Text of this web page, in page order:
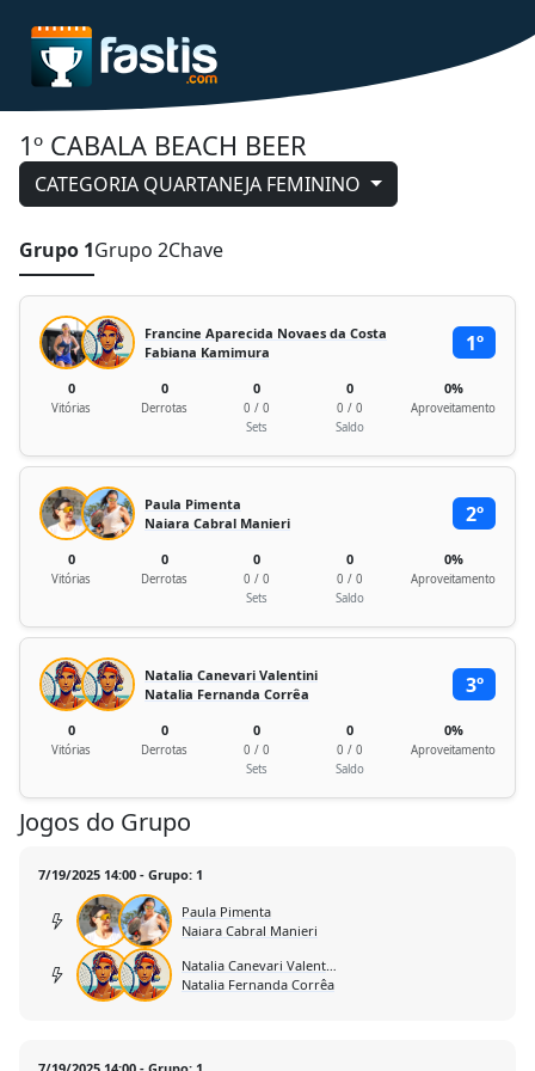
1º CABALA BEACH BEER
CATEGORIA QUARTANEJA FEMININO
Grupo 1Grupo 2Chave
Francine Aparecida Novaes da Costa
Fabiana Kamimura
1º
0
Vitórias
0
Derrotas
0
0 / 0
Sets
0
0 / 0
Saldo
0%
Aproveitamento
Paula Pimenta
Naiara Cabral Manieri
2º
0
Vitórias
0
Derrotas
0
0 / 0
Sets
0
0 / 0
Saldo
0%
Aproveitamento
Natalia Canevari Valentini
Natalia Fernanda Corrêa
3º
0
Vitórias
0
Derrotas
0
0 / 0
Sets
0
0 / 0
Saldo
0%
Aproveitamento
Jogos do Grupo
7/19/2025 14:00 - Grupo: 1
Paula Pimenta
Naiara Cabral Manieri
Natalia Fernanda Corrêa